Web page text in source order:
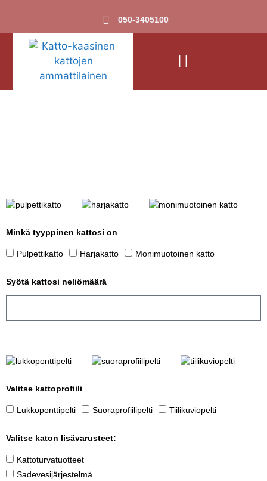
050-3405100
Minkä tyyppinen kattosi on
Pulpettikatto Harjakatto Monimuotoinen katto
Syötä kattosi neliömäärä
Valitse kattoprofiili
Lukkoponttipelti Suoraprofiilipelti Tiilikuviopelti
Valitse katon lisävarusteet:
Kattoturvatuotteet
Sadevesijärjestelmä